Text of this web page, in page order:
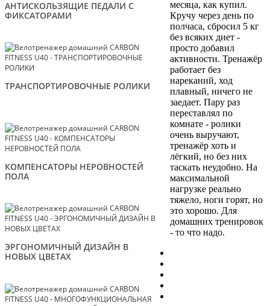
АНТИСКОЛЬЗЯЩИЕ ПЕДАЛИ С
ФИКСАТОРАМИ
ТРАНСПОРТИРОВОЧНЫЕ РОЛИКИ
КОМПЕНСАТОРЫ НЕРОВНОСТЕЙ
ПОЛА
ЭРГОНОМИЧНЫЙ ДИЗАЙН В
НОВЫХ ЦВЕТАХ
месяца, как купил.
Кручу через день по
полчаса, сбросил 5 кг
без всяких диет -
просто добавил
активности. Тренажёр
работает без
нареканий, ход
плавный, ничего не
заедает. Пару раз
переставлял по
комнате - ролики
очень выручают,
тренажёр хоть и
лёгкий, но без них
таскать неудобно. На
максимальной
нагрузке реально
тяжело, ноги горят, но
это хорошо. Для
домашних тренировок
- то что надо.